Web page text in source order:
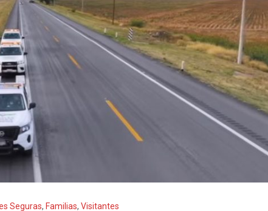
Seguras, Familias, Visitantes